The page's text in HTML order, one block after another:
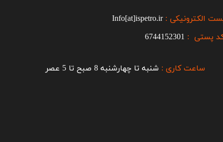
ساعت کاری : شنبه تا چهارشنبه 8 صبح تا 5 عصر
الکترونیکی :Info[at]ispetro.ir
پستی : 6744152301